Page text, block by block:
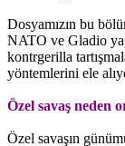
Dosyamızın bu
NATO ve Gladio
kontrgerilla
yöntemlerini ele
Özel savaş neden
Özel savaşın